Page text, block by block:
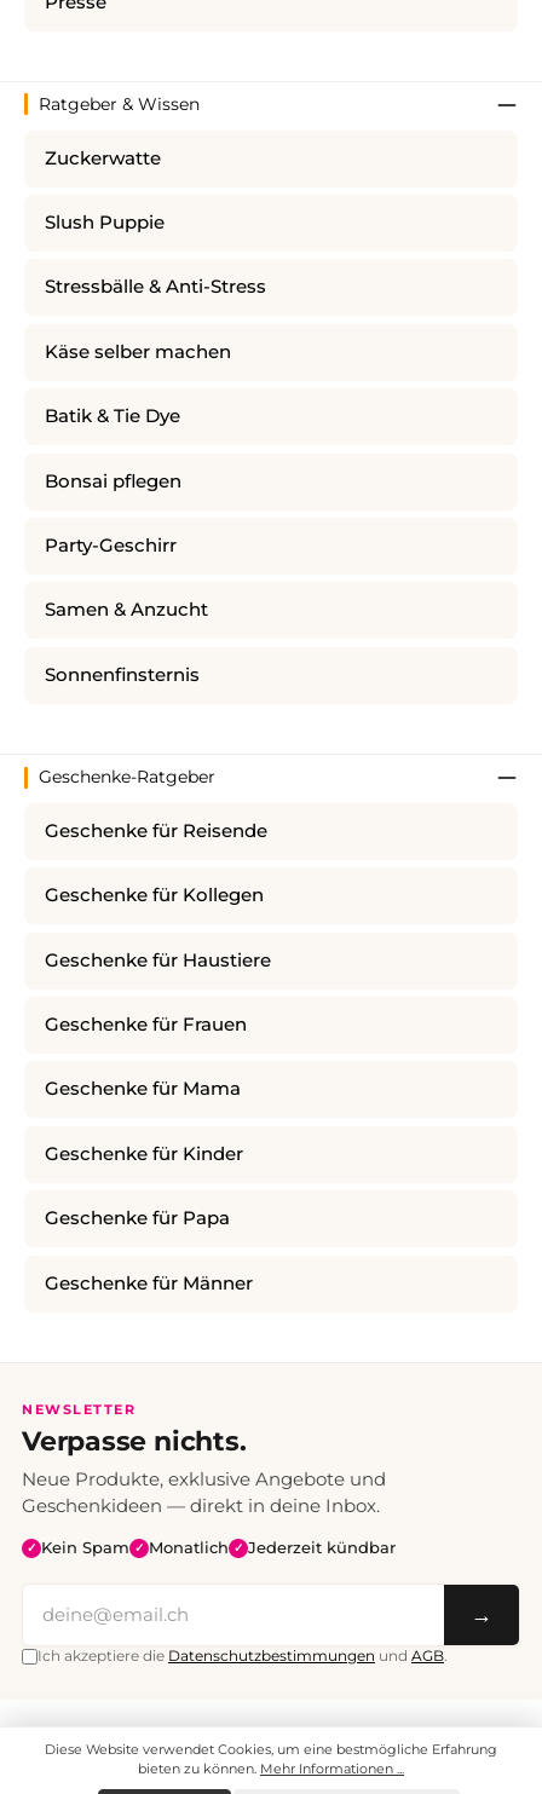
Ratgeber & Wissen
Zuckerwatte
Slush Puppie
Stressbälle & Anti-Stress
Käse selber machen
Batik & Tie Dye
Bonsai pflegen
Party-Geschirr
Samen & Anzucht
Sonnenfinsternis
Geschenke-Ratgeber
Geschenke für Reisende
Geschenke für Kollegen
Geschenke für Haustiere
Geschenke für Frauen
Geschenke für Mama
Geschenke für Kinder
Geschenke für Papa
Geschenke für Männer
NEWSLETTER
Verpasse nichts.
Neue Produkte, exklusive Angebote und
Geschenkideen — direkt in deine Inbox.
✓ Kein Spam ✓ Monatlich ✓ Jederzeit kündbar
→
Ich akzeptiere die Datenschutzbestimmungen und AGB.
versandkostenfrei.
© 2008 - 2026 enjoymedia.ch - Alle Rechte vorbehalten.
Diese Website verwendet Cookies, um eine bestmögliche Erfahrung
bieten zu können. Mehr Informationen ...